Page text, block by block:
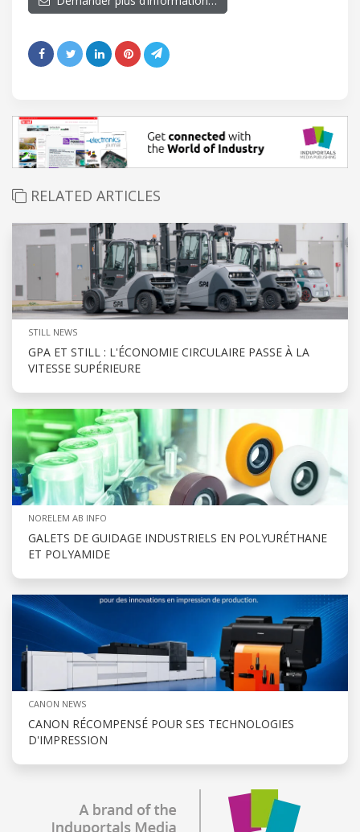
RELATED ARTICLES
STILL NEWS
GPA ET STILL : L'ÉCONOMIE CIRCULAIRE PASSE À LA
VITESSE SUPÉRIEURE
NORELEM AB INFO
GALETS DE GUIDAGE INDUSTRIELS EN POLYURÉTHANE
ET POLYAMIDE
CANON NEWS
CANON RÉCOMPENSÉ POUR SES TECHNOLOGIES
D'IMPRESSION